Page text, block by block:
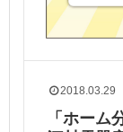
2018.03.29
「ホーム